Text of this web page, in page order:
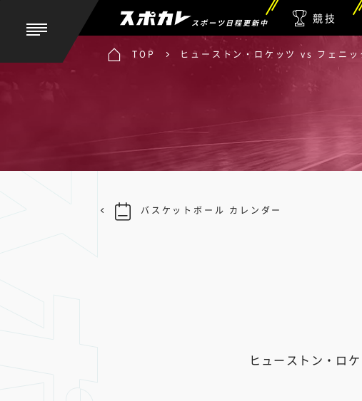
スポーツ日程更新中 競技
TOP ヒューストン・ロケッツ vs フェニッ
ヒューストン・ロ
バスケットボール カレンダー